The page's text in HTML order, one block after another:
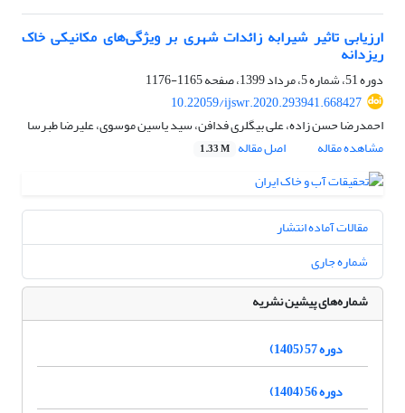
ارزیابی تاثیر شیرابه زائدات شهری بر ویژگی‌های مکانیکی خاک
ریزدانه
دوره 51، شماره 5، مرداد 1399، صفحه
1165-1176
10.22059/ijswr.2020.293941.668427
احمدرضا حسن زاده، علی بیگلری فدافن، سید یاسین موسوی، علیرضا طبرسا
مشاهده مقاله
اصل مقاله 1.33 M
مقالات آماده انتشار
شماره جاری
شماره‌های پیشین نشریه
دوره 57 (1405)
دوره 56 (1404)